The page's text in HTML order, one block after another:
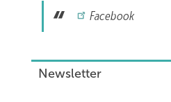
Facebook
Newsletter